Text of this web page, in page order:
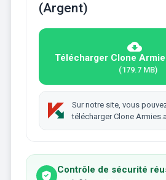
(Argent)
Télécharger Clone
(179.7 MB)
Sur notre site, vous
télécharger Clone
Contrôle de sécurité